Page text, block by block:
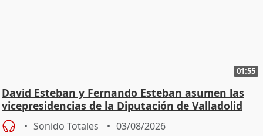
01:55
David Esteban y Fernando Esteban asumen las
vicepresidencias de la Diputación de Valladolid
Sonido Totales 03/08/2026